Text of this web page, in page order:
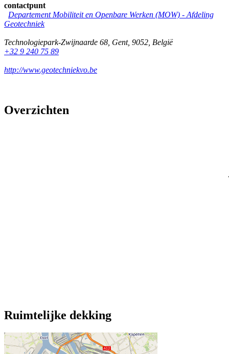
contactpunt
Departement Mobiliteit en Openbare Werken (MOW) - Afdeling
Geotechniek
Technologiepark-Zwijnaarde 68 Gent, 9052 België
+32 9 240 75 89
http://www.geotechniekvo.be
Overzichten
Ruimtelijke dekking